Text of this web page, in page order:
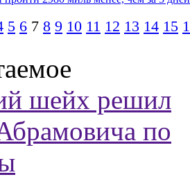
5 6 7 8 9 10 11 12 13 14 15